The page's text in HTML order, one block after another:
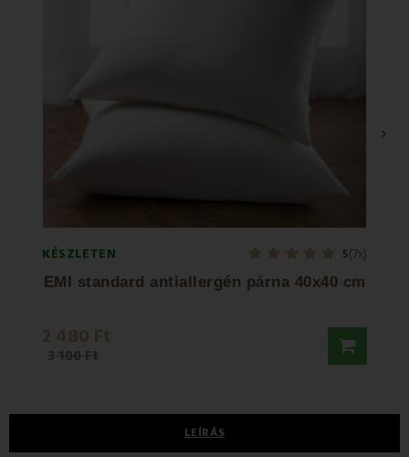
KÉSZLETEN 5(7x)
EMI standard antiallergén párna 40x40 cm
2 480 Ft
3 100 Ft
›
LEÍRÁS